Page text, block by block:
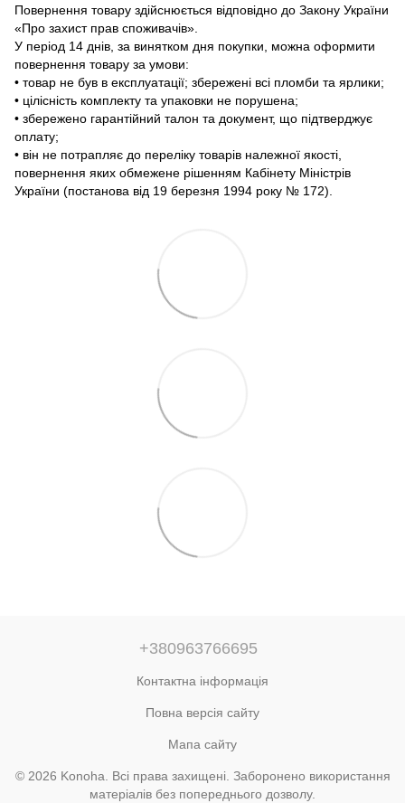
Повернення товару здійснюється відповідно до Закону України
«Про захист прав споживачів».
У період 14 днів, за винятком дня покупки, можна оформити
повернення товару за умови:
• товар не був в експлуатації; збережені всі пломби та ярлики;
• цілісність комплекту та упаковки не порушена;
• збережено гарантійний талон та документ, що підтверджує
оплату;
• він не потрапляє до переліку товарів належної якості,
повернення яких обмежене рішенням Кабінету Міністрів
України (постанова від 19 березня 1994 року № 172).
+380963766695
Контактна інформація
Повна версія сайту
Мапа сайту
© 2026 Konoha. Всі права захищені. Заборонено використання
матеріалів без попереднього дозволу.